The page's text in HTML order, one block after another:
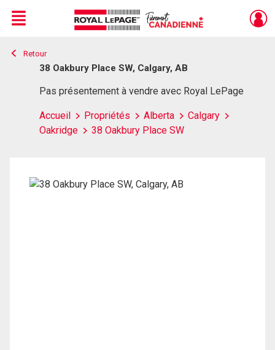
Live
En Direct
Menu
Retour
38 Oakbury Place SW, Calgary, AB
Pas présentement à vendre avec Royal LePage
Accueil Propriétés Alberta
Calgary
Oakridge
38 Oakbury Place SW